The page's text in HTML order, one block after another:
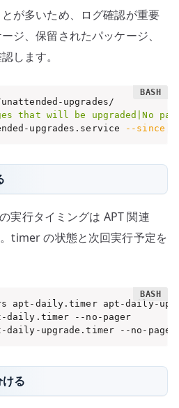
が多いため、ログ確認が重要
ジ、保留されたパッケージ、
します。
that will be upgraded|No
upgrades.service --since
行タイミングは APT 関連
timer の状態と次回実行予定を
apt-daily.timer apt-daily-
daily.timer --no-pager
upgrade.timer --no-pager
る